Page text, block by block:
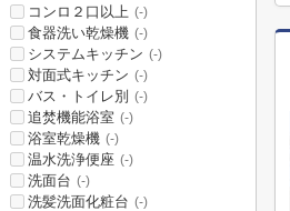
コンロ２口以上 (-)
食器洗い乾燥機 (-)
システムキッチン (-)
対面式キッチン (-)
バス・トイレ別 (-)
追焚機能浴室 (-)
浴室乾燥機 (-)
温水洗浄便座 (-)
洗面台 (-)
洗髪洗面化粧台 (-)